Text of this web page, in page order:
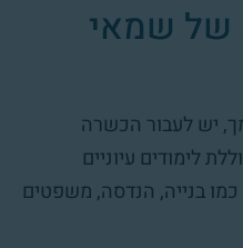
של שמאי
יש לעבור הכשרה
לימודים עיוניים
בנייה, הנדסה, משפטים